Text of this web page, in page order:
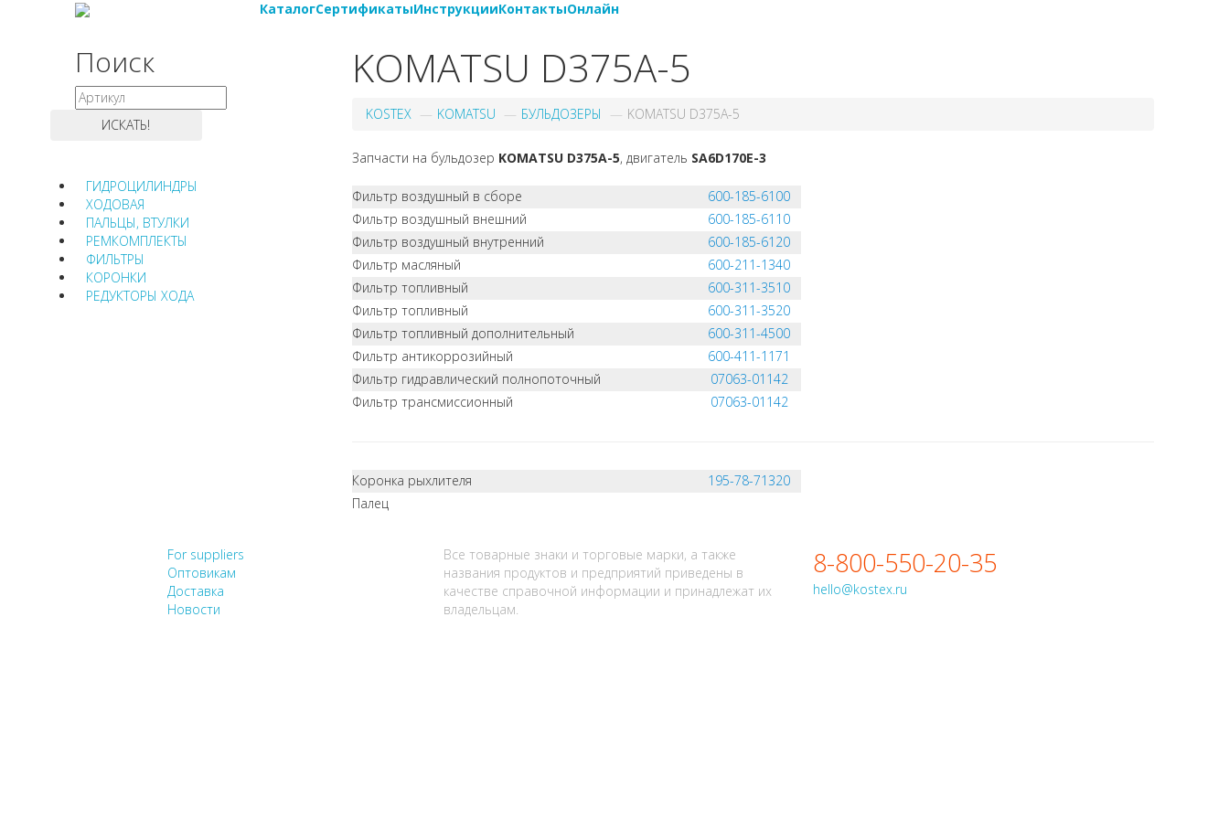
КаталогСертификатыИнструкцииКонтактыОнлайн
Поиск
ГИДРОЦИЛИНДРЫ
ХОДОВАЯ
ПАЛЬЦЫ, ВТУЛКИ
РЕМКОМПЛЕКТЫ
ФИЛЬТРЫ
КОРОНКИ
РЕДУКТОРЫ ХОДА
KOMATSU D375A-5
KOSTEX KOMATSU БУЛЬДОЗЕРЫ KOMATSU D375A-5
Запчасти на бульдозер KOMATSU D375A-5, двигатель SA6D170E-3
Фильтр воздушный в сборе
600-185-6100
Фильтр воздушный внешний
600-185-6110
Фильтр воздушный внутренний
600-185-6120
Фильтр масляный
600-211-1340
Фильтр топливный
600-311-3510
Фильтр топливный
600-311-3520
Фильтр топливный дополнительный
600-311-4500
Фильтр антикоррозийный
600-411-1171
Фильтр гидравлический полнопоточный
07063-01142
Фильтр трансмиссионный
07063-01142
Коронка рыхлителя
195-78-71320
Палец
For suppliers
Оптовикам
Доставка
Новости
Все товарные знаки и торговые марки, а также
названия продуктов и предприятий приведены в
качестве справочной информации и принадлежат их
владельцам.
8-800-550-20-35
hello@kostex.ru